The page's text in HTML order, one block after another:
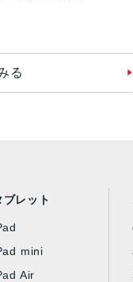
る
ブレット
mini
Air